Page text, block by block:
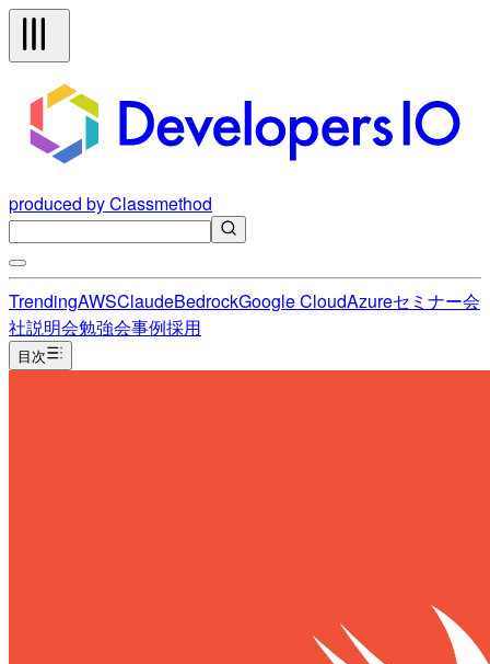
produced by Classmethod
TrendingAWSClaudeBedrockGoogle CloudAzureセミナー会
社説明会勉強会事例採用
目次